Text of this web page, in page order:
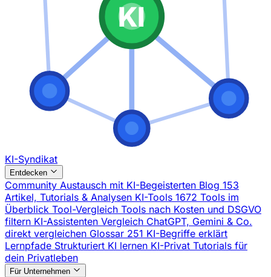
KI
KI-Syndikat
Entdecken
Community Austausch mit KI-Begeisterten Blog 153
Artikel, Tutorials & Analysen KI-Tools 1672 Tools im
Überblick Tool-Vergleich Tools nach Kosten und DSGVO
filtern KI-Assistenten Vergleich ChatGPT, Gemini & Co.
direkt vergleichen Glossar 251 KI-Begriffe erklärt
Lernpfade Strukturiert KI lernen KI-Privat Tutorials für
dein Privatleben
Für Unternehmen